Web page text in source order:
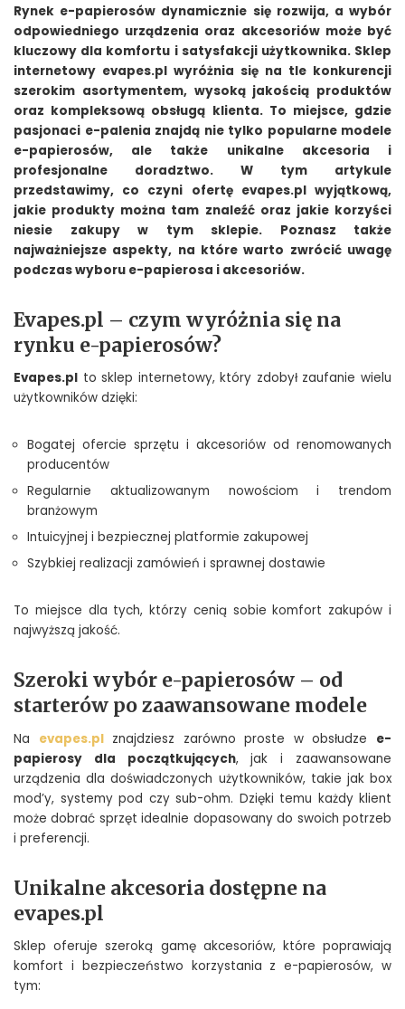
Rynek e-papierosów dynamicznie się rozwija, a wybór
odpowiedniego urządzenia oraz akcesoriów może być
kluczowy dla komfortu i satysfakcji użytkownika. Sklep
internetowy evapes.pl wyróżnia się na tle konkurencji
szerokim asortymentem, wysoką jakością produktów
oraz kompleksową obsługą klienta. To miejsce, gdzie
pasjonaci e-palenia znajdą nie tylko popularne modele
e-papierosów, ale także unikalne akcesoria i
profesjonalne doradztwo. W tym artykule
przedstawimy, co czyni ofertę evapes.pl wyjątkową,
jakie produkty można tam znaleźć oraz jakie korzyści
niesie zakupy w tym sklepie. Poznasz także
najważniejsze aspekty, na które warto zwrócić uwagę
podczas wyboru e-papierosa i akcesoriów.
Evapes.pl – czym wyróżnia się na
rynku e-papierosów?
Evapes.pl to sklep internetowy, który zdobył zaufanie wielu
użytkowników dzięki:
Bogatej ofercie sprzętu i akcesoriów od renomowanych
producentów
Regularnie aktualizowanym nowościom i trendom
branżowym
Intuicyjnej i bezpiecznej platformie zakupowej
Szybkiej realizacji zamówień i sprawnej dostawie
To miejsce dla tych, którzy cenią sobie komfort zakupów i
najwyższą jakość.
Szeroki wybór e-papierosów – od
starterów po zaawansowane modele
Na evapes.plznajdziesz zarówno proste w obsłudze e-
papierosy dla początkujących, jak i zaawansowane
urządzenia dla doświadczonych użytkowników, takie jak box
mod’y, systemy pod czy sub-ohm. Dzięki temu każdy klient
może dobrać sprzęt idealnie dopasowany do swoich potrzeb
i preferencji.
Unikalne akcesoria dostępne na
evapes.pl
Sklep oferuje szeroką gamę akcesoriów, które poprawiają
komfort i bezpieczeństwo korzystania z e-papierosów, w
tym: